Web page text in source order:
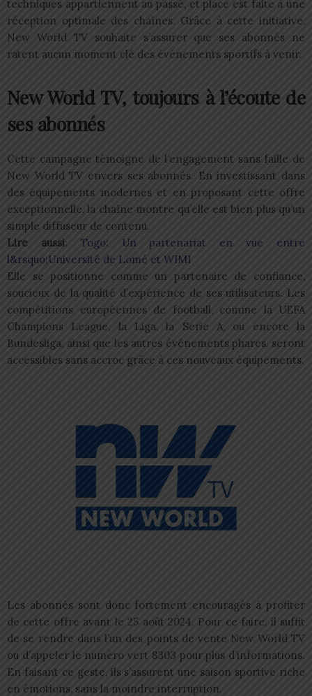
techniques appartiennent au passé, et place est faite à une
réception optimale des chaînes. Grâce à cette initiative,
New World TV souhaite s’assurer que ses abonnés ne
ratent aucun moment clé des événements sportifs à venir.
New World TV, toujours à l’écoute de
ses abonnés
Cette campagne témoigne de l’engagement sans faille de
New World TV envers ses abonnés. En investissant dans
des équipements modernes et en proposant cette offre
exceptionnelle, la chaîne montre qu’elle est bien plus qu’un
simple diffuseur de contenu.
Lire aussi: Togo: Un partenariat en vue entre
l&rsquo;Université de Lomé et WIMI
Elle se positionne comme un partenaire de confiance,
soucieux de la qualité d’expérience de ses utilisateurs. Les
compétitions européennes de football, comme la UEFA
Champions League, la Liga, la Serie A, ou encore la
Bundesliga, ainsi que les autres événements phares, seront
accessibles sans accroc grâce à ces nouveaux équipements.
Les abonnés sont donc fortement encouragés à profiter
de cette offre avant le 25 août 2024. Pour ce faire, il suffit
de se rendre dans l’un des points de vente New World TV
ou d’appeler le numéro vert 8303 pour plus d’informations.
En faisant ce geste, ils s’assurent une saison sportive riche
en émotions, sans la moindre interruption.